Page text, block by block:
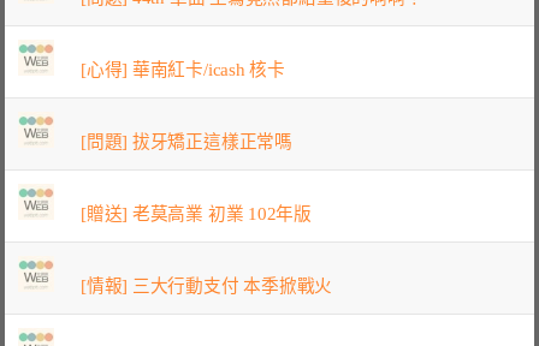
[心得] 華南紅卡/icash 核卡
[問題] 拔牙矯正這樣正常嗎
[贈送] 老莫高業 初業 102年版
[情報] 三大行動支付 本季掀戰火